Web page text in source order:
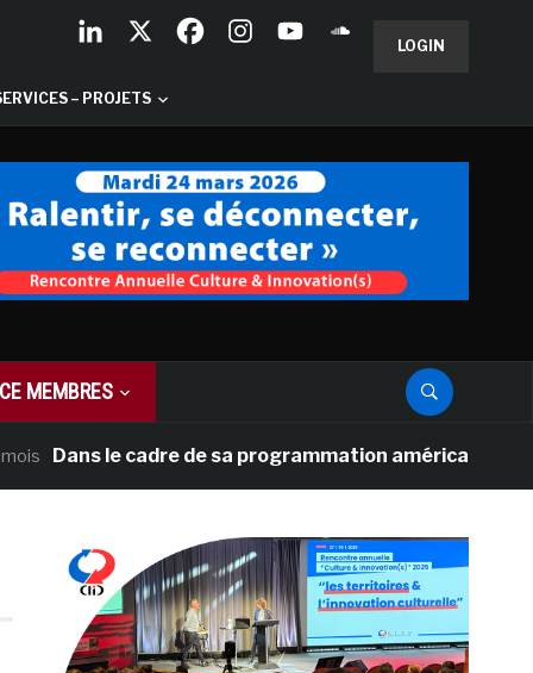
LOGIN
– PROJETS
MEMBRES
le cadre de sa programmation américaine,